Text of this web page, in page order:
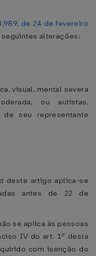
de 24 de fevereiro
seguintes alterações:
visual, mental severa
ou autistas,
seu representante
deste artigo aplica-se
antes de 22 de
se aplica às pessoas
IV do art. 1º desta
com isenção do